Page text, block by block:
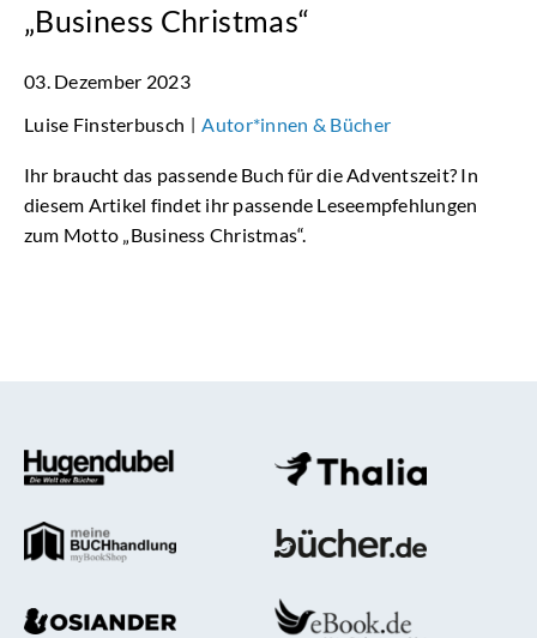
„Business Christmas“
03. Dezember 2023
Luise Finsterbusch | Autor*innen & Bücher
Ihr braucht das passende Buch für die Adventszeit? In
diesem Artikel findet ihr passende Leseempfehlungen
zum Motto „Business Christmas“.